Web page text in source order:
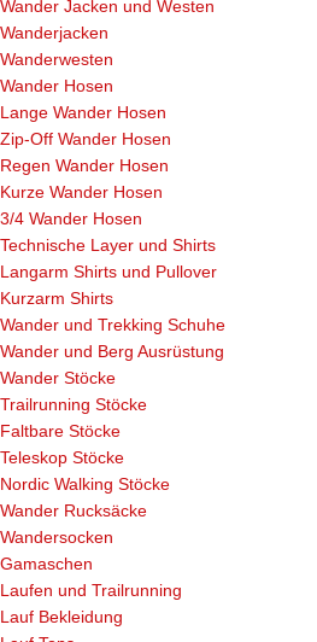
Wander Jacken und Westen
Wanderjacken
Wanderwesten
Wander Hosen
Lange Wander Hosen
Zip-Off Wander Hosen
Regen Wander Hosen
Kurze Wander Hosen
3/4 Wander Hosen
Technische Layer und Shirts
Langarm Shirts und Pullover
Kurzarm Shirts
Wander und Trekking Schuhe
Wander und Berg Ausrüstung
Wander Stöcke
Trailrunning Stöcke
Faltbare Stöcke
Teleskop Stöcke
Nordic Walking Stöcke
Wander Rucksäcke
Wandersocken
Gamaschen
Laufen und Trailrunning
Lauf Bekleidung